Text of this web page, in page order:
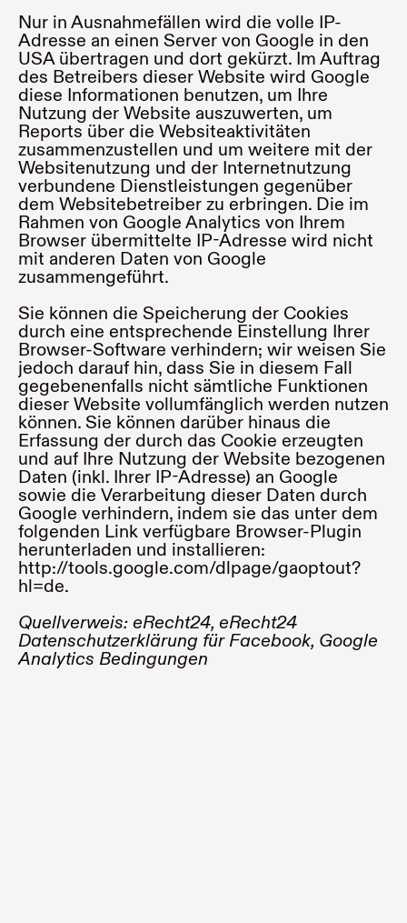
Nur in Ausnahmefällen wird die volle IP-
Adresse an einen Server von Google in den
USA übertragen und dort gekürzt. Im Auftrag
des Betreibers dieser Website wird Google
diese Informationen benutzen, um Ihre
Nutzung der Website auszuwerten, um
Reports über die Websiteaktivitäten
zusammenzustellen und um weitere mit der
Websitenutzung und der Internetnutzung
verbundene Dienstleistungen gegenüber
dem Websitebetreiber zu erbringen. Die im
Rahmen von Google Analytics von Ihrem
Browser übermittelte IP-Adresse wird nicht
mit anderen Daten von Google
zusammengeführt.
Sie können die Speicherung der Cookies
durch eine entsprechende Einstellung Ihrer
Browser-Software verhindern; wir weisen Sie
jedoch darauf hin, dass Sie in diesem Fall
gegebenenfalls nicht sämtliche Funktionen
dieser Website vollumfänglich werden nutzen
können. Sie können darüber hinaus die
Erfassung der durch das Cookie erzeugten
und auf Ihre Nutzung der Website bezogenen
Daten (inkl. Ihrer IP-Adresse) an Google
sowie die Verarbeitung dieser Daten durch
Google verhindern, indem sie das unter dem
folgenden Link verfügbare Browser-Plugin
herunterladen und installieren:
http://tools.google.com/dlpage/gaoptout?
hl=de.
Quellverweis: eRecht24, eRecht24
Datenschutzerklärung für Facebook, Google
Analytics Bedingungen